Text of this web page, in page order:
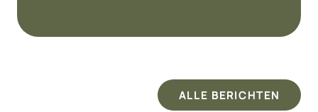
ALLE BERICHTEN